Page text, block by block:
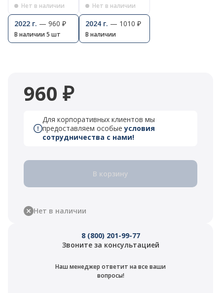
Нет в наличии Нет в наличии
2022 г. — 960 ₽
В наличии 5 шт
2024 г. — 1010 ₽
В наличии
960 ₽
Для корпоративных клиентов мы
предоставляем особыеусловия
сотрудничества с нами!
В корзину
Нет в наличии
8 (800) 201-99-77
Звоните за консультацией
Наш менеджер ответит на все ваши
вопросы!